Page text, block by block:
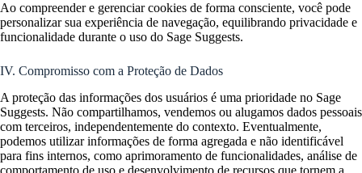
Ao compreender e gerenciar cookies de forma consciente, você pode
personalizar sua experiência de navegação, equilibrando privacidade e
funcionalidade durante o uso do Sage Suggests.
IV. Compromisso com a Proteção de Dados
A proteção das informações dos usuários é uma prioridade no Sage
Suggests. Não compartilhamos, vendemos ou alugamos dados pessoais
com terceiros, independentemente do contexto. Eventualmente,
podemos utilizar informações de forma agregada e não identificável
para fins internos, como aprimoramento de funcionalidades, análise de